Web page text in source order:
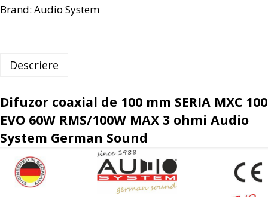
Brand: Audio System
Descriere
Difuzor coaxial de 100 mm SERIA MXC 100
EVO 60W RMS/100W MAX 3 ohmi Audio
System German Sound